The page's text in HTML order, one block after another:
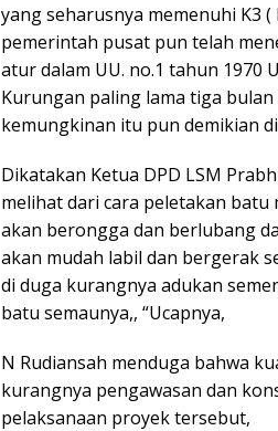
yang seharusnya memenuhi K3
pemerintah pusat pun telah
atur dalam UU. no.1 tahun 1970
Kurungan paling lama tiga
kemungkinan itu pun demikian
Dikatakan Ketua DPD LSM
melihat dari cara peletakan batu
akan berongga dan berlubang
akan mudah labil dan bergerak
di duga kurangnya adukan
batu semaunya,, “Ucapnya,
N Rudiansah menduga bahwa
kurangnya pengawasan dan
pelaksanaan proyek tersebut,